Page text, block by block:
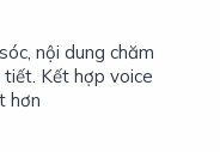
nội dung chăm
Kết hợp voice
hơn